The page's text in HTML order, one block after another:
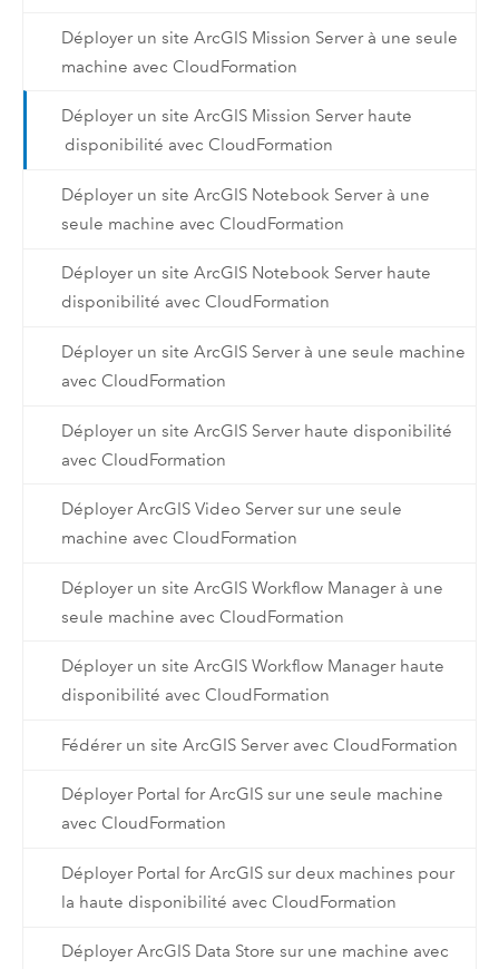
Déployer un site ArcGIS Mission Server à une seule
machine avec CloudFormation
Déployer un site ArcGIS Mission Server haute
disponibilité avec CloudFormation
Déployer un site ArcGIS Notebook Server à une
seule machine avec CloudFormation
Déployer un site ArcGIS Notebook Server haute
disponibilité avec CloudFormation
Déployer un site ArcGIS Server à une seule machine
avec CloudFormation
Déployer un site ArcGIS Server haute disponibilité
avec CloudFormation
Déployer ArcGIS Video Server sur une seule
machine avec CloudFormation
Déployer un site ArcGIS Workflow Manager à une
seule machine avec CloudFormation
Déployer un site ArcGIS Workflow Manager haute
disponibilité avec CloudFormation
Fédérer un site ArcGIS Server avec CloudFormation
Déployer Portal for ArcGIS sur une seule machine
avec CloudFormation
Déployer Portal for ArcGIS sur deux machines pour
la haute disponibilité avec CloudFormation
Déployer ArcGIS Data Store sur une machine avec